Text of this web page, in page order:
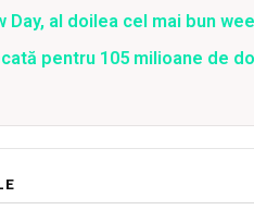
Day, al doilea cel mai bun
pentru 105 milioane de